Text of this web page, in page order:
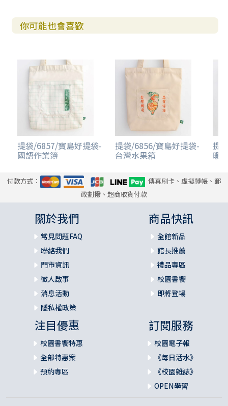
你可能也會喜歡
提袋/6857/寶島好提袋-
國語作業簿
提袋/6856/寶島好提袋-
台灣水果箱
提
暖
付款方式：
傳真刷卡、虛擬轉帳、郵
政劃撥、超商取貨付款
關於我們
常見問題FAQ
聯絡我們
門市資訊
徵人啟事
消息活動
隱私權政策
商品快訊
全館新品
館長推薦
禮品專區
校園書饗
即將登場
注目優惠
校園書饗特惠
全部特惠案
預約專區
訂閱服務
校園電子報
《每日活水》
《校園雜誌》
OPEN學習